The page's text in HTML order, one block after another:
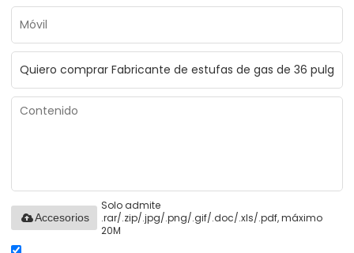
Solo admite
.rar/.zip/.jpg/.png/.gif/.doc/.xls/.pdf, máximo
20M
Accesorios